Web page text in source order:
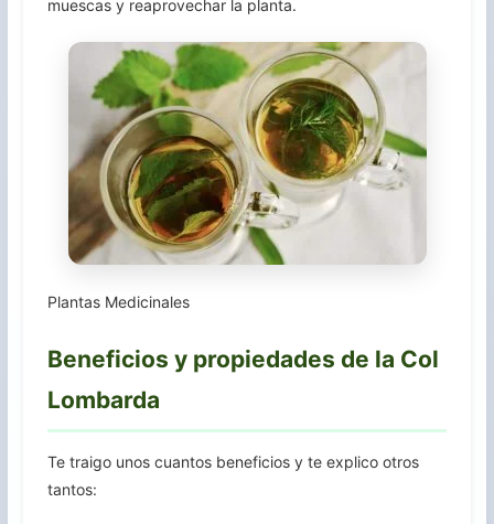
muescas y reaprovechar la planta.
Plantas Medicinales
Beneficios y propiedades de la Col
Lombarda
Te traigo unos cuantos beneficios y te explico otros
tantos: